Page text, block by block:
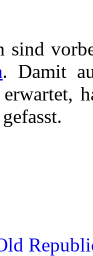
sind
. Damit
erwartet,